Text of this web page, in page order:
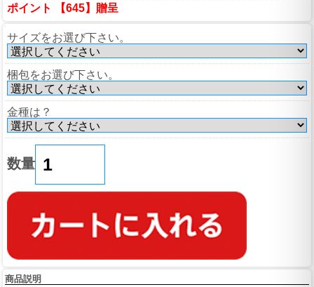
ポイント 【645】贈呈
サイズをお選び下さい。
梱包をお選び下さい。
金種は？
数量
商品説明